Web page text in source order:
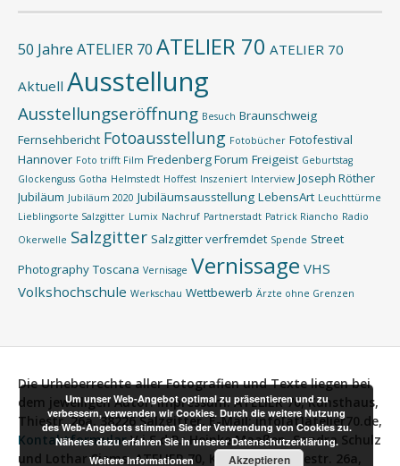
50 Jahre ATELIER 70 ATELIER 70 ATELIER 70
Aktuell Ausstellung
Ausstellungseröffnung Besuch Braunschweig
Fernsehbericht Fotoausstellung Fotobücher Fotofestival
Hannover Foto trifft Film Fredenberg Forum Freigeist Geburtstag
Glockenguss Gotha Helmstedt Hoffest Inszeniert Interview Joseph Röther
Jubiläum Jubiläum 2020 Jubiläumsausstellung LebensArt Leuchttürme
Lieblingsorte Salzgitter Lumix Nachruf Partnerstadt Patrick Riancho Radio
Okerwelle Salzgitter Salzgitter verfremdet Spende Street
Photography Toscana Vernisage Vernissage VHS
Volkshochschule Werkschau Wettbewerb Ärzte ohne Grenzen
Die Urheberrechte aller Fotografien und Texte liegen bei
dem jeweiligen Autor.Impressum: ATELIER 70, Kunsthaus,
Thiestr. 26a, 38226 Salzgitter, E-Mail: info[at]atelier70.de,
Kontaktformular V.i.S.d.P.:Heinke Maaßen, Sandra Schulz
und Lothar Siems, ATELIER 70, Kunsthaus, Thiestr. 26a,
Um unser Web-Angebot optimal zu präsentieren und zu
verbessern, verwenden wir Cookies. Durch die weitere Nutzung
des Web-Angebots stimmen Sie der Verwendung von Cookies zu.
Näheres dazu erfahren Sie in unserer Datenschutzerklärung.
Weitere Informationen
Akzeptieren